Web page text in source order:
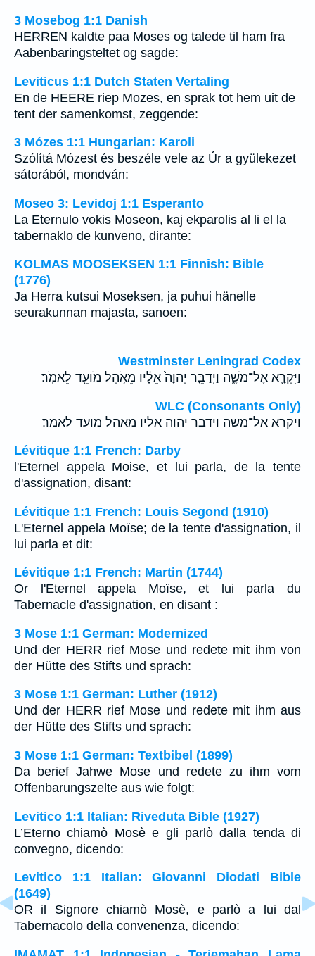
3 Mosebog 1:1 Danish
HERREN kaldte paa Moses og talede til ham fra
Aabenbaringsteltet og sagde:
Leviticus 1:1 Dutch Staten Vertaling
En de HEERE riep Mozes, en sprak tot hem uit de
tent der samenkomst, zeggende:
3 Mózes 1:1 Hungarian: Karoli
Szólítá Mózest és beszéle vele az Úr a gyülekezet
sátorából, mondván:
Moseo 3: Levidoj 1:1 Esperanto
La Eternulo vokis Moseon, kaj ekparolis al li el la
tabernaklo de kunveno, dirante:
KOLMAS MOOSEKSEN 1:1 Finnish: Bible
(1776)
Ja Herra kutsui Moseksen, ja puhui hänelle
seurakunnan majasta, sanoen:
Westminster Leningrad Codex
וַיִּקְרָ֖א אֶל־מֹשֶׁ֑ה וַיְדַבֵּ֤ר יְהוָה֙ אֵלָ֔יו מֵאֹ֥הֶל מֹועֵ֖ד לֵאמֹֽר׃
WLC (Consonants Only)
ויקרא אל־משה וידבר יהוה אליו מאהל מועד לאמר׃
Lévitique 1:1 French: Darby
l'Eternel appela Moise, et lui parla, de la tente
d'assignation, disant:
Lévitique 1:1 French: Louis Segond (1910)
L'Eternel appela Moïse; de la tente d'assignation, il
lui parla et dit:
Lévitique 1:1 French: Martin (1744)
Or l'Eternel appela Moïse, et lui parla du
Tabernacle d'assignation, en disant :
3 Mose 1:1 German: Modernized
Und der HERR rief Mose und redete mit ihm von
der Hütte des Stifts und sprach:
3 Mose 1:1 German: Luther (1912)
Und der HERR rief Mose und redete mit ihm aus
der Hütte des Stifts und sprach:
3 Mose 1:1 German: Textbibel (1899)
Da berief Jahwe Mose und redete zu ihm vom
Offenbarungszelte aus wie folgt:
Levitico 1:1 Italian: Riveduta Bible (1927)
L’Eterno chiamò Mosè e gli parlò dalla tenda di
convegno, dicendo:
Levitico 1:1 Italian: Giovanni Diodati Bible
(1649)
OR il Signore chiamò Mosè, e parlò a lui dal
Tabernacolo della convenenza, dicendo: